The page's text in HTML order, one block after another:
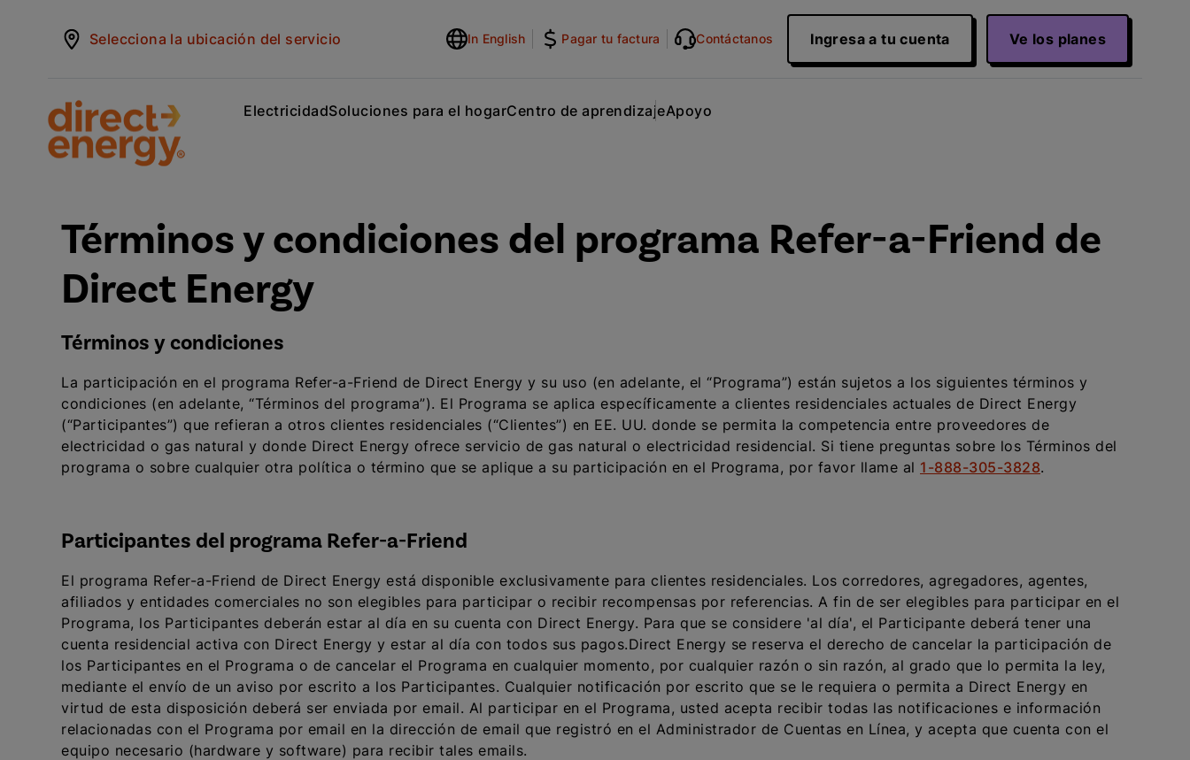
Selecciona la ubicación del servicio In English Pagar tu factura Contáctanos Ingresa a tu cuenta Ve los planes
ElectricidadSoluciones para el hogarCentro de aprendizajeApoyo
Términos y condiciones del programa Refer-a-Friend de
Direct Energy
Términos y condiciones
La participación en el programa Refer-a-Friend de Direct Energy y su uso (en adelante, el “Programa”) están sujetos a los siguientes términos y
condiciones (en adelante, “Términos del programa”). El Programa se aplica específicamente a clientes residenciales actuales de Direct Energy
(“Participantes”) que refieran a otros clientes residenciales (“Clientes”) en EE. UU. donde se permita la competencia entre proveedores de
electricidad o gas natural y donde Direct Energy ofrece servicio de gas natural o electricidad residencial. Si tiene preguntas sobre los Términos del
programa o sobre cualquier otra política o término que se aplique a su participación en el Programa, por favor llame al 1-888-305-3828.
Participantes del programa Refer-a-Friend
El programa Refer-a-Friend de Direct Energy está disponible exclusivamente para clientes residenciales. Los corredores, agregadores, agentes,
afiliados y entidades comerciales no son elegibles para participar o recibir recompensas por referencias. A fin de ser elegibles para participar en el
Programa, los Participantes deberán estar al día en su cuenta con Direct Energy. Para que se considere 'al día', el Participante deberá tener una
cuenta residencial activa con Direct Energy y estar al día con todos sus pagos.Direct Energy se reserva el derecho de cancelar la participación de
los Participantes en el Programa o de cancelar el Programa en cualquier momento, por cualquier razón o sin razón, al grado que lo permita la ley,
mediante el envío de un aviso por escrito a los Participantes. Cualquier notificación por escrito que se le requiera o permita a Direct Energy en
virtud de esta disposición deberá ser enviada por email. Al participar en el Programa, usted acepta recibir todas las notificaciones e información
relacionadas con el Programa por email en la dirección de email que registró en el Administrador de Cuentas en Línea, y acepta que cuenta con el
equipo necesario (hardware y software) para recibir tales emails.